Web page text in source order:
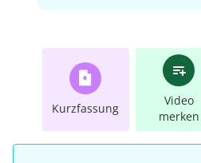
Kurzfassung
Video
merken